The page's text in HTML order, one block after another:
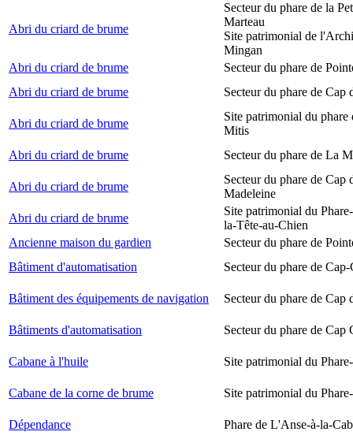
Abri du criard de brume
Secteur du phare de la
Marteau
Site patrimonial de
Mingan
Abri du criard de brume
Secteur du phare de
Abri du criard de brume
Secteur du phare de Cap
Abri du criard de brume
Site patrimonial du phare
Mitis
Abri du criard de brume
Secteur du phare de La
Abri du criard de brume
Secteur du phare de Cap
Madeleine
Abri du criard de brume
Site patrimonial du
la-Tête-au-Chien
Ancienne maison du gardien
Secteur du phare de
Bâtiment d'automatisation
Secteur du phare de Cap-
Bâtiment des équipements de navigation Secteur du phare de Cap
Bâtiments d'automatisation Secteur du phare de Cap
Cabane à l'huile Site patrimonial du
Cabane de la corne de brume Site patrimonial du
Dépendance Phare de L'Anse-à-la-